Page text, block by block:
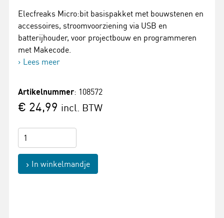
Elecfreaks Micro:bit basispakket met bouwstenen en
accessoires, stroomvoorziening via USB en
batterijhouder, voor projectbouw en programmeren
met Makecode.
Lees meer
Artikelnummer: 108572
€ 24,99 incl. BTW
In winkelmandje